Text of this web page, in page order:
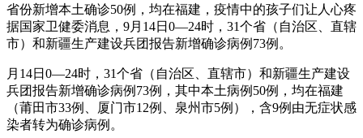
省份新增本土确诊50例，均在福建，疫情中的孩子们让人心疼
据国家卫健委消息，9月14日0—24时，31个省（自治区、直辖
市）和新疆生产建设兵团报告新增确诊病例73例。
月14日0—24时，31个省（自治区、直辖市）和新疆生产建设
兵团报告新增确诊病例73例，其中本土病例50例，均在福建
（莆田市33例、厦门市12例、泉州市5例），含9例由无症状感
染者转为确诊病例。